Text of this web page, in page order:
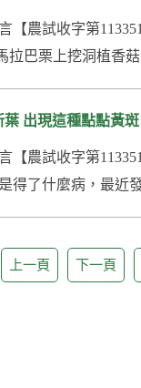
【農試收字第
巴栗上挖洞植香
出現這種點點黃
【農試收字第
得了什麼病，最近
上一頁 下一頁